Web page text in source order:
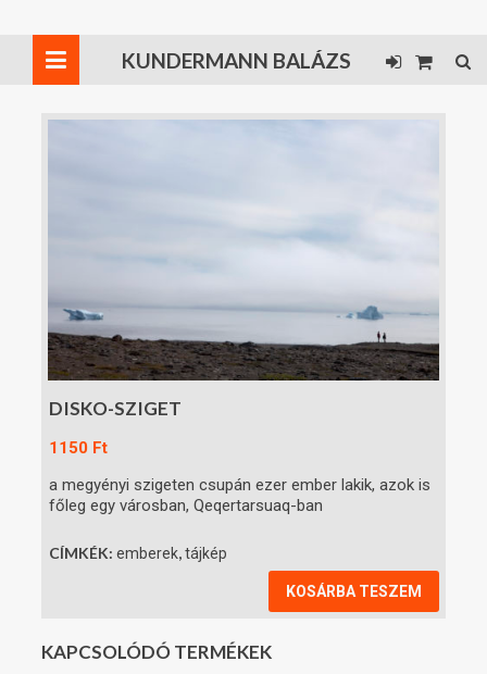
KUNDERMANN BALÁZS
DISKO-SZIGET
1150 Ft
a megyényi szigeten csupán ezer ember lakik, azok is
főleg egy városban, Qeqertarsuaq-ban
KOSÁRBA TESZEM
CÍMKÉK:emberek,tájkép
KAPCSOLÓDÓ TERMÉKEK